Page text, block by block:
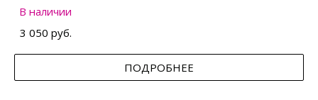
В наличии
3 050 руб.
ПОДРОБНЕЕ